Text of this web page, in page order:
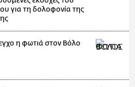
για τη δολοφονία της
η φωτιά στον Βόλο